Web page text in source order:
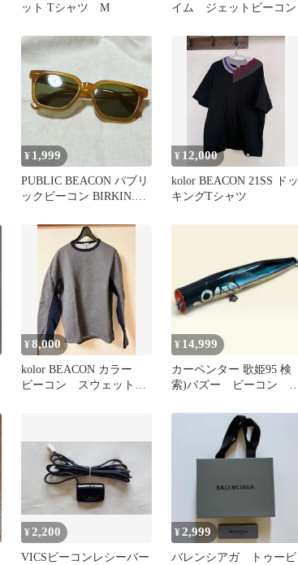
ット Tシャツ M
イム ジェットビーコン
¥ 1,999
PUBLIC BEACON パブリ
ックビーコン BIRKIN.2
¥ 12,000
kolor BEACON 21SS ドッ
キングTシャツ
¥8,000
kolor BEACON カラー
ビーコン スウェット
¥ 14,999
カーペンター 歌姫95 検
索)バズー ビーコン 貝
¥2,200
VICSビーコンレシーバー
¥2,999
バレンシアガ トゥービ